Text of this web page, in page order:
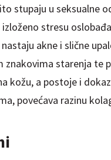
stupaju u seksualne
stresu
akne i slične
znakovima starenja te
kožu, a postoje i
povećava razinu